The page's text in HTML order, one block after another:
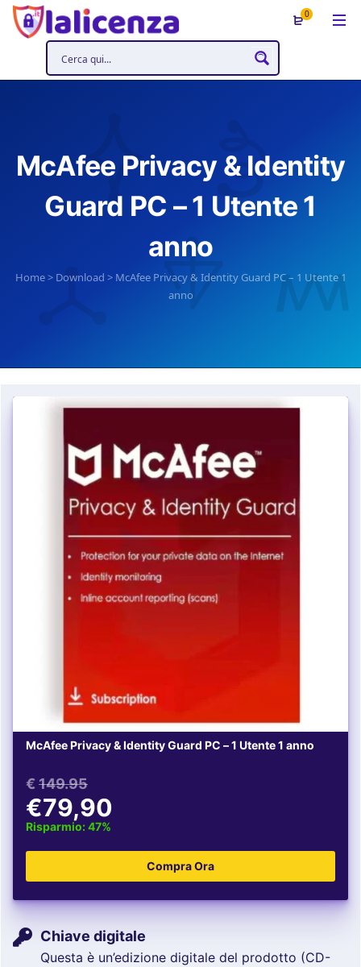
0
McAfee Privacy & Identity
Guard PC – 1 Utente 1
anno
Home> Download > McAfee Privacy & Identity Guard PC – 1 Utente 1
anno
McAfee Privacy & Identity Guard PC – 1 Utente 1 anno
€ 149.95
€79,90
Risparmio: 47%
Chiave digitale
Questa è un’edizione digitale del prodotto (CD-